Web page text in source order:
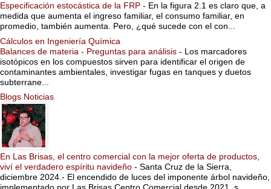
Especificación estocástica de la FRP - En la figura 2.1 es claro que, a
medida que aumenta el ingreso familiar, el consumo familiar, en
promedio, también aumenta. Pero, ¿qué sucede con el con...
Cálculos en Ingeniería Química
Balances de materia - Preguntas para análisis - Los marcadores
isotópicos en los compuestos sirven para identificar el origen de
contaminantes ambientales, investigar fugas en tanques y duetos
subterrane...
Blogs Noticias
En Las Brisas, el centro comercial con la mejor oferta de productos,
viví el verdadero espíritu navideño - Santa Cruz de la Sierra,
diciembre 2024.- El encendido de luces del imponente árbol navideño,
implementado por Las Brisas Centro Comercial desde 2021, s...